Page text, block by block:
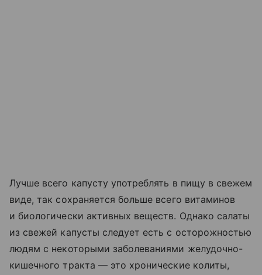
Лучше всего капусту употреблять в пищу в свежем
виде, так сохраняется больше всего витаминов
и биологически активных веществ. Однако салаты
из свежей капусты следует есть с осторожностью
людям с некоторыми заболеваниями желудочно-
кишечного тракта — это хронические колиты,